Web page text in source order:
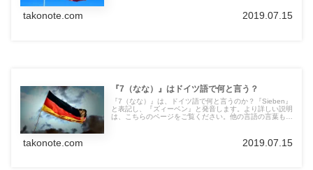
takonote.com 2019.07.15
『7（なな）』はドイツ語で何と言う？
『7（なな）』は、ドイツ語で何と言うのか？『Sieben』
と表記し、『ズィーベン』と発音します。より詳しい説明
は、こちらのページをご覧ください。他の言語の言葉も紹
takonote.com 2019.07.15